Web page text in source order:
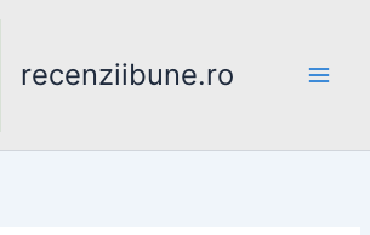
recenziibune.ro